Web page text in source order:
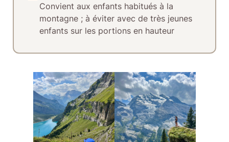
Convient aux enfants habitués à la
montagne ; à éviter avec de très jeunes
enfants sur les portions en hauteur